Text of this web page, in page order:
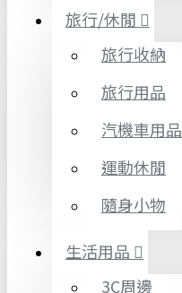
旅行/休閒
旅行收納
旅行用品
汽機車用品
運動休閒
隨身小物
生活用品
3C周邊